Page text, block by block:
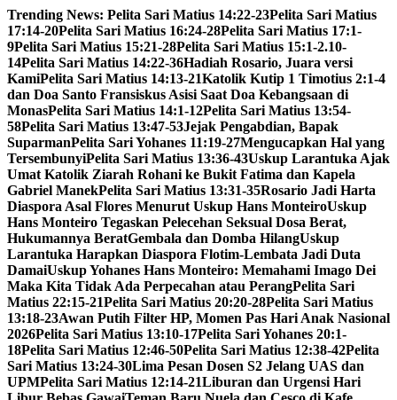
Skip
to
content
Trending News: Pelita Sari Matius 14:22-23Pelita Sari Matius
17:14-20Pelita Sari Matius 16:24-28Pelita Sari Matius 17:1-
9Pelita Sari Matius 15:21-28Pelita Sari Matius 15:1-2.10-
14Pelita Sari Matius 14:22-36Hadiah Rosario, Juara versi
KamiPelita Sari Matius 14:13-21Katolik Kutip 1 Timotius 2:1-4
dan Doa Santo Fransiskus Asisi Saat Doa Kebangsaan di
MonasPelita Sari Matius 14:1-12Pelita Sari Matius 13:54-
58Pelita Sari Matius 13:47-53Jejak Pengabdian, Bapak
SuparmanPelita Sari Yohanes 11:19-27Mengucapkan Hal yang
TersembunyiPelita Sari Matius 13:36-43Uskup Larantuka Ajak
Umat Katolik Ziarah Rohani ke Bukit Fatima dan Kapela
Gabriel ManekPelita Sari Matius 13:31-35Rosario Jadi Harta
Diaspora Asal Flores Menurut Uskup Hans MonteiroUskup
Hans Monteiro Tegaskan Pelecehan Seksual Dosa Berat,
Hukumannya BeratGembala dan Domba HilangUskup
Larantuka Harapkan Diaspora Flotim-Lembata Jadi Duta
DamaiUskup Yohanes Hans Monteiro: Memahami Imago Dei
Maka Kita Tidak Ada Perpecahan atau PerangPelita Sari
Matius 22:15-21Pelita Sari Matius 20:20-28Pelita Sari Matius
13:18-23Awan Putih Filter HP, Momen Pas Hari Anak Nasional
2026Pelita Sari Matius 13:10-17Pelita Sari Yohanes 20:1-
18Pelita Sari Matius 12:46-50Pelita Sari Matius 12:38-42Pelita
Sari Matius 13:24-30Lima Pesan Dosen S2 Jelang UAS dan
UPMPelita Sari Matius 12:14-21Liburan dan Urgensi Hari